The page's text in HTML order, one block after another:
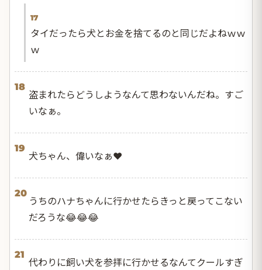
17
タイだったら犬とお金を捨てるのと同じだよねｗｗ
ｗ
18
盗まれたらどうしようなんて思わないんだね。すご
いなぁ。
19
犬ちゃん、偉いなぁ❤️
20
うちのハナちゃんに行かせたらきっと戻ってこない
だろうな😂😂😂
21
代わりに飼い犬を参拝に行かせるなんてクールすぎ